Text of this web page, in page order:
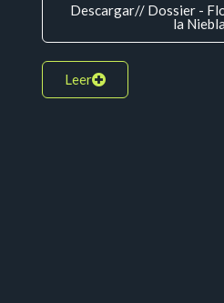
Descargar// Dossier -
la Niebla
Leer